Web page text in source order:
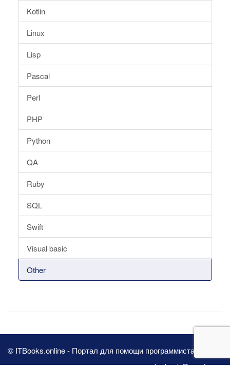
Kotlin
Linux
Lisp
Pascal
Perl
PHP
Python
QA
Ruby
SQL
Swift
Visual basic
Other
© ITBooks.online - Портал для помощи программистам 2026